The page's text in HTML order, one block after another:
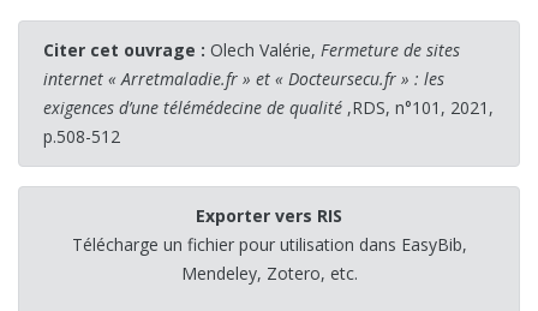
Citer cet ouvrage : Olech Valérie, Fermeture de sites
internet « Arretmaladie.fr » et « Docteursecu.fr » : les
exigences d’une télémédecine de qualité ,RDS, n°101, 2021,
p.508-512
Exporter vers RIS
Télécharge un fichier pour utilisation dans EasyBib,
Mendeley, Zotero, etc.